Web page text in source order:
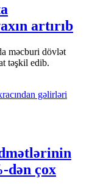
artırıb
məcburi dövlət
təşkil edib.
dən çox